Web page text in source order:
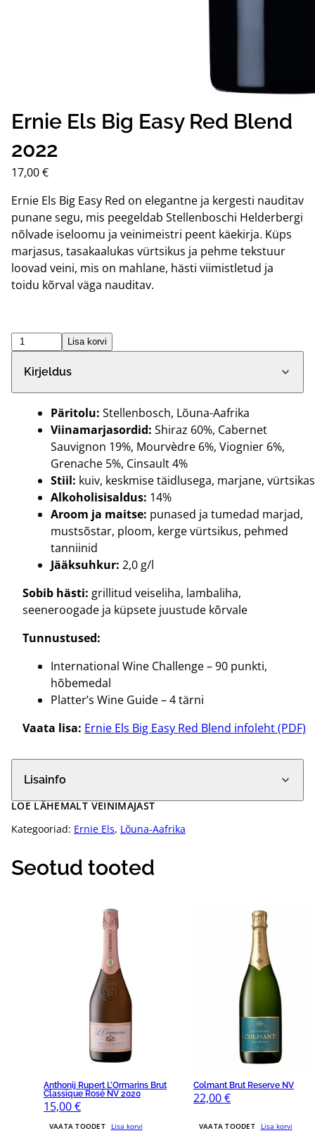
Ernie Els Big Easy Red Blend
2022
17,00€
Ernie Els Big Easy Red on elegantne ja kergesti nauditav
punane segu, mis peegeldab Stellenboschi Helderbergi
nõlvade iseloomu ja veinimeistri peent käekirja. Küps
marjasus, tasakaalukas vürtsikus ja pehme tekstuur
loovad veini, mis on mahlane, hästi viimistletud ja
toidu kõrval väga nauditav.
ERNIE
ELS
BIG
EASY
Lisa korvi
Kategooriad: Ernie Els, Lõuna-Aafrika
Kirjeldus
Päritolu: Stellenbosch, Lõuna-Aafrika
Viinamarjasordid: Shiraz 60%, Cabernet
Sauvignon 19%, Mourvèdre 6%, Viognier 6%,
Grenache 5%, Cinsault 4%
Stiil: kuiv, keskmise täidlusega, marjane, vürtsikas
Alkoholisisaldus: 14%
Aroom ja maitse: punased ja tumedad marjad,
mustsõstar, ploom, kerge vürtsikus, pehmed
tanniinid
Jääksuhkur: 2,0 g/l
Sobib hästi: grillitud veiseliha, lambaliha,
seeneroogade ja küpsete juustude kõrvale
Tunnustused:
International Wine Challenge – 90 punkti,
hõbemedal
Platter’s Wine Guide – 4 tärni
Vaata lisa: Ernie Els Big Easy Red Blend infoleht (PDF)
Lisainfo
LOE LÄHEMALT VEINIMAJAST
Seotud tooted
Anthonij Rupert L’Ormarins Brut
Classique Rosé NV 2020
15,00€
VAATA TOODET Lisa korvi
Colmant Brut Reserve NV
22,00€
VAATA TOODET Lisa korvi